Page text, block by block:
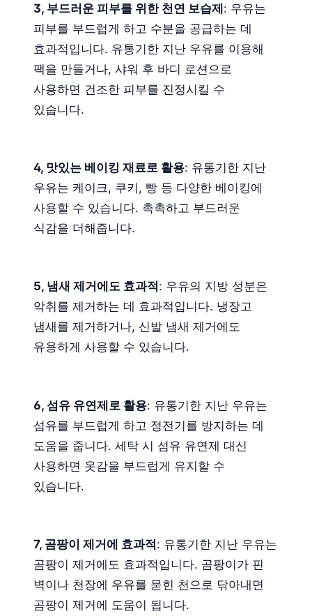
3, 부드러운 피부를 위한 천연 보습제: 우유는
피부를 부드럽게 하고 수분을 공급하는 데
효과적입니다. 유통기한 지난 우유를 이용해
팩을 만들거나, 샤워 후 바디 로션으로
사용하면 건조한 피부를 진정시킬 수
있습니다.
4, 맛있는 베이킹 재료로 활용: 유통기한 지난
우유는 케이크, 쿠키, 빵 등 다양한 베이킹에
사용할 수 있습니다. 촉촉하고 부드러운
식감을 더해줍니다.
5, 냄새 제거에도 효과적: 우유의 지방 성분은
악취를 제거하는 데 효과적입니다. 냉장고
냄새를 제거하거나, 신발 냄새 제거에도
유용하게 사용할 수 있습니다.
6, 섬유 유연제로 활용: 유통기한 지난 우유는
섬유를 부드럽게 하고 정전기를 방지하는 데
도움을 줍니다. 세탁 시 섬유 유연제 대신
사용하면 옷감을 부드럽게 유지할 수
있습니다.
7, 곰팡이 제거에 효과적: 유통기한 지난 우유는
곰팡이 제거에도 효과적입니다. 곰팡이가 핀
벽이나 천장에 우유를 묻힌 천으로 닦아내면
곰팡이 제거에 도움이 됩니다.